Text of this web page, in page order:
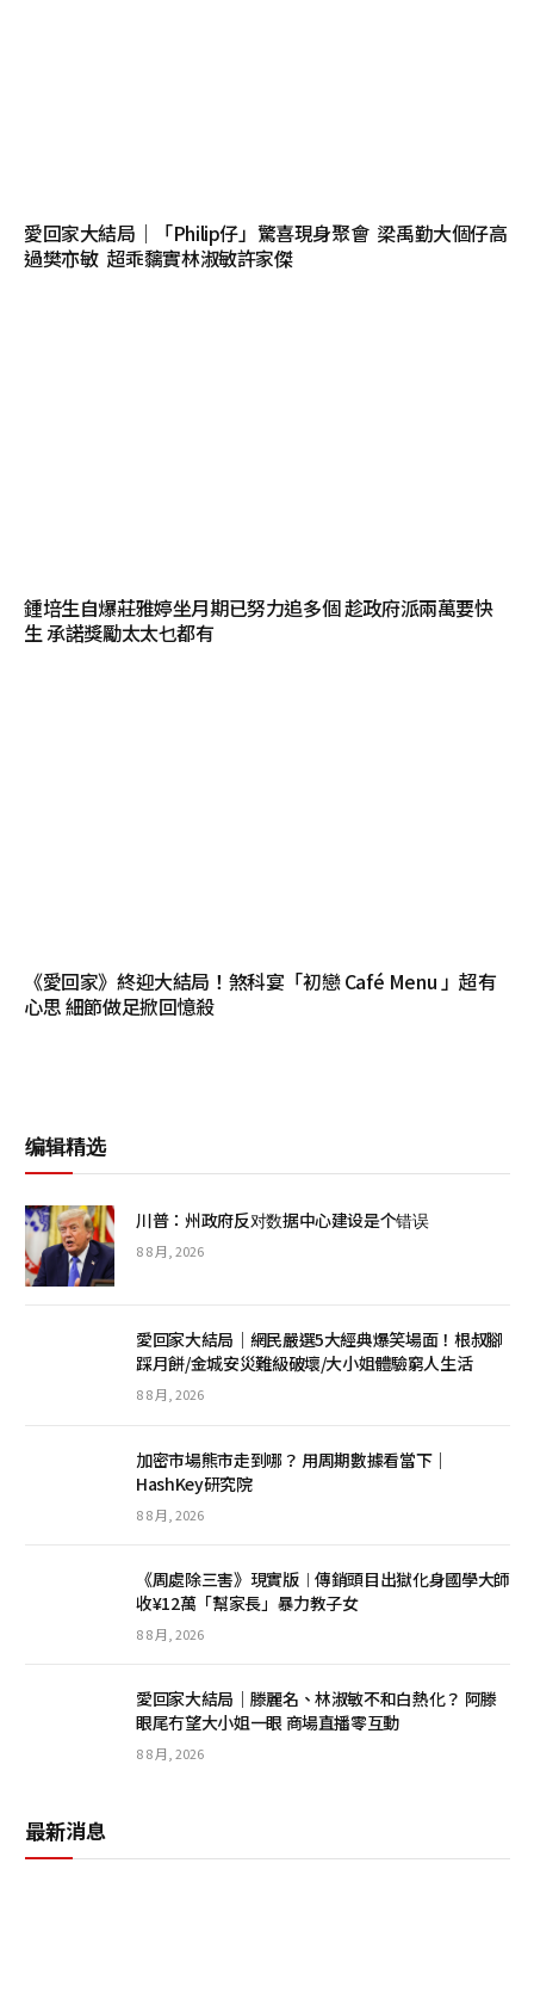
愛回家大結局｜「Philip仔」驚喜現身聚會 梁禹勤大個仔高
過樊亦敏 超乖黐實林淑敏許家傑
鍾培生自爆莊雅婷坐月期已努力追多個 趁政府派兩萬要快
生 承諾獎勵太太乜都有
《愛回家》終迎大結局！煞科宴「初戀 Café Menu 」超有
心思 細節做足掀回憶殺
编辑精选
川普：州政府反对数据中心建设是个错误
8 8 月, 2026
愛回家大結局｜網民嚴選5大經典爆笑場面！根叔腳
踩月餅/金城安災難級破壞/大小姐體驗窮人生活
8 8 月, 2026
加密市場熊市走到哪？ 用周期數據看當下｜
HashKey研究院
8 8 月, 2026
《周處除三害》現實版︱傳銷頭目出獄化身國學大師
收¥12萬「幫家長」暴力教子女
8 8 月, 2026
愛回家大結局｜滕麗名、林淑敏不和白熱化？ 阿滕
眼尾冇望大小姐一眼 商場直播零互動
8 8 月, 2026
最新消息